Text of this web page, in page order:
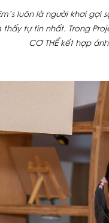
luôn là người khơi
tự tin nhất. Trong
CƠ THỂ kết hợp